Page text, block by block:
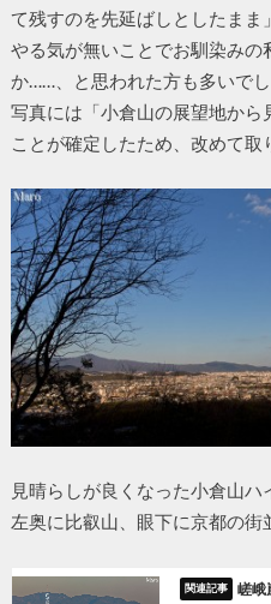
て残すのを先延ばしとしたまま
やる気が無いことでお馴染みの
か……、と思われた方も多いで
写真には「小倉山の展望地から
ことが確定したため、改めて取
見晴らしが良くなった小倉山ハ
左奥に比叡山、眼下に京都の街
嵯峨